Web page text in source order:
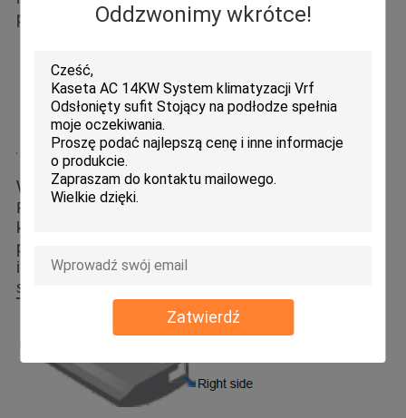
Oddzwonimy wkrótce!
Zatwierdź
poprawić komfort ciała.
Wygodna instalacja i prosta konserwacja
Przewody czynnika chłodniczego, rury odpływowe i
kable mogą być instalowane z jednej strony, co
poprawia efektywność instalacji i skraca czas
instalacji. Urządzenie nie musi być demontowane z
sufitu podczas konserwacji, co ułatwia obsługę.